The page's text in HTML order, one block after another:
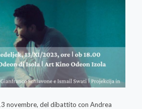
novembre, del dibattito con Andrea